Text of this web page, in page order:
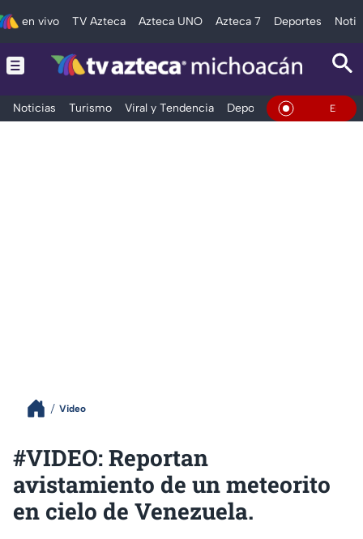
en vivo TV Azteca Azteca UNO Azteca 7 Deportes
Noticias Turismo Viral y Tendencia Deportes Espectáculos
En Vivo
Video
#VIDEO: Reportan
avistamiento de un meteorito
en cielo de Venezuela.